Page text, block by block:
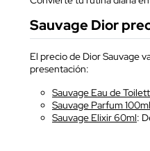
Sauvage Dior
El precio de Dior Sauvage
presentación:
Sauvage Eau de
Sauvage Parfum 100ml
Sauvage Elixir 60ml: